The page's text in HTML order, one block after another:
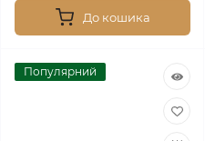
До кошика
Популярний